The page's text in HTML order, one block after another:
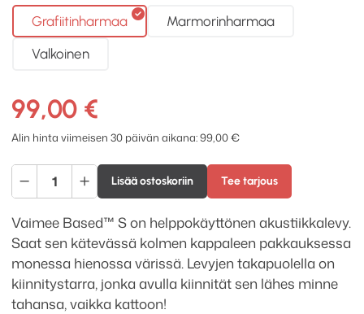
Grafiitinharmaa Marmorinharmaa
Valkoinen
99,00 €
Alin hinta viimeisen 30 päivän aikana:99,00€
Vaimee
Based
S
akustiikkalevy
määrä
Lisää ostoskoriin Tee tarjous
Vaimee Based™ S on helppokäyttönen akustiikkalevy.
Saat sen kätevässä kolmen kappaleen pakkauksessa
monessa hienossa värissä. Levyjen takapuolella on
kiinnitystarra, jonka avulla kiinnität sen lähes minne
tahansa, vaikka kattoon!